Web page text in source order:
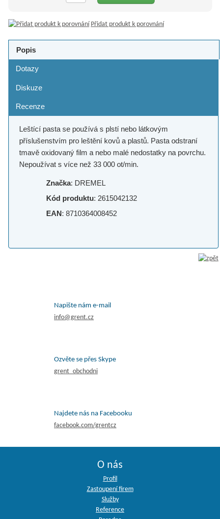
Přidat produkt k porovnání
Popis
Dotazy
Diskuze
Recenze
Leštící pasta se používá s plstí nebo látkovým
příslušenstvím pro leštění kovů a plastů. Pasta odstraní
tmavě oxidovaný film a nebo malé nedostatky na povrchu.
Nepoužívat s více než 33 000 ot/min.
Značka: DREMEL
Kód produktu: 2615042132
EAN: 8710364008452
Napište nám e-mail
info@grent.cz
Ozvěte se přes Skype
grent_obchodni
Najdete nás na Facebooku
facebook.com/grentcz
O nás
Profil
Zastoupení firem
Služby
Reference